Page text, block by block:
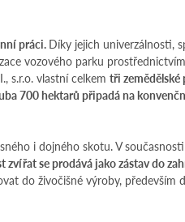
práci. Díky jejich univerzálnosti,
vozového parku
s.r.o. vlastní celkem tři zemědělské
700 hektarů připadá na
i dojného skotu. V
zvířat se prodává jako zástav do
do živočišné výroby,